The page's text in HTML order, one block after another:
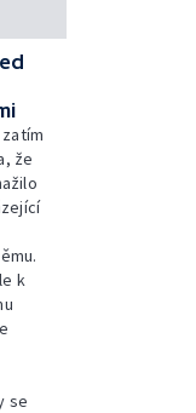
že
k
se